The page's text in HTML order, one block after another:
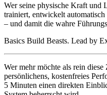
Wer seine physische Kraft und
trainiert, entwickelt
– und damit die wahre
Basics Build Beasts. Lead by
Wer mehr möchte als rein
persönlichens, kostenfreies
5 Minuten einen direkten